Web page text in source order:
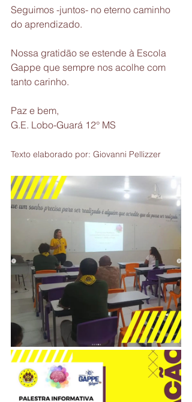
Seguimos -juntos- no eterno caminho
do aprendizado.
Nossa gratidão se estende à Escola
Gappe que sempre nos acolhe com
tanto carinho.
Paz e bem,
G.E. Lobo-Guará 12° MS
Texto elaborado por: Giovanni Pellizzer